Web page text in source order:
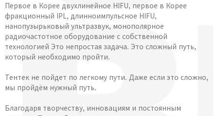
Первое в Корее двухлинейное HIFU, первое в Корее
фракционный IPL, длинноимпульсное HIFU,
нанопузырьковый ультразвук, монополярное
радиочастотное оборудование с собственной
технологией Это непростая задача. Это сложный путь,
который необходимо пройти.
Тентек не пойдет по легкому пути. Даже если это сложно,
мы пройдём нужный путь.
Благодаря творчеству, инновациям и постоянным